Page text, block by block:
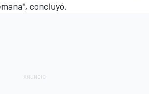
concluyó.